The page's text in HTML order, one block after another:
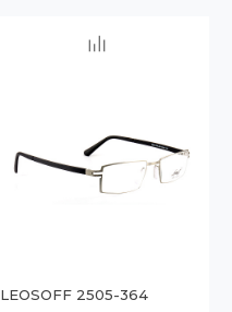
LEOSOFF 2505-364